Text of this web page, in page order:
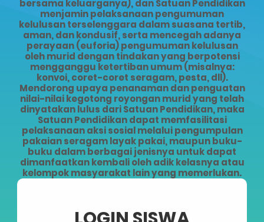
bersama keluarganya), dan Satuan Pendidikan
menjamin pelaksanaan pengumuman
kelulusan terselenggara dalam suasana tertib,
aman, dan kondusif, serta mencegah adanya
perayaan (euforia) pengumuman kelulusan
oleh murid dengan tindakan yang berpotensi
mengganggu ketertiban umum (misalnya:
konvoi, coret-coret seragam, pesta, dll).
Mendorong upaya penanaman dan penguatan
nilai-nilai kegotong royongan murid yang telah
dinyatakan lulus dari Satuan Pendidikan, maka
Satuan Pendidikan dapat memfasilitasi
pelaksanaan aksi sosial melalui pengumpulan
pakaian seragam layak pakai, maupun buku-
buku dalam berbagai jenisnya untuk dapat
dimanfaatkan kembali oleh adik kelasnya atau
kelompok masyarakat lain yang memerlukan.